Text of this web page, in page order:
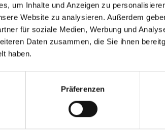
um Inhalte und Anzeigen zu
Website zu analysieren. Außerdem
für soziale Medien, Werbung und
Daten zusammen, die Sie ihnen
haben.
Präferenzen